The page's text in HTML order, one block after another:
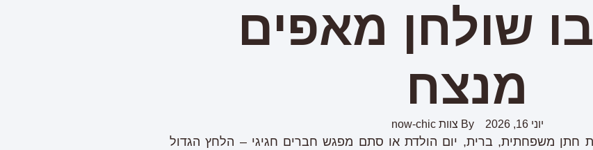
שולחן מאפים
מנצח
יוני 16, 2026 By צוות now-chic
משפחתית, ברית, יום הולדת או סתם מפגש חברים חגיגי – הלחץ הגדול